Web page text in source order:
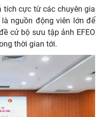
tích cực từ các chuyên gia
là nguồn động viên lớn để
cử bộ sưu tập ảnh EFEO
thời gian tới.